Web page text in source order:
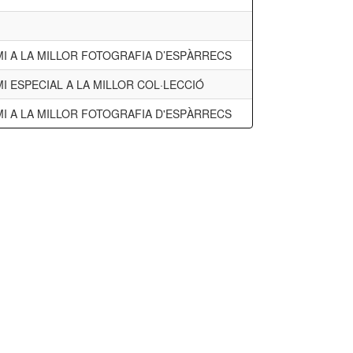
A LA MILLOR FOTOGRAFIA D’ESPÀRRECS
ESPECIAL A LA MILLOR COL·LECCIÓ
A LA MILLOR FOTOGRAFIA D'ESPÀRRECS